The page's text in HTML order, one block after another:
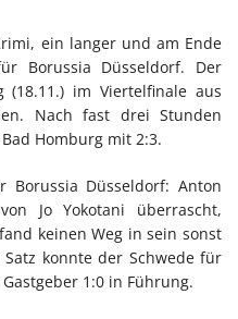
ein langer und am Ende
Borussia Düsseldorf. Der
(18.11.) im Viertelfinale aus
Nach fast drei Stunden
Homburg mit 2:3.
Düsseldorf: Anton
Jo Yokotani überrascht,
keinen Weg in sein sonst
konnte der Schwede für
1:0 in Führung.